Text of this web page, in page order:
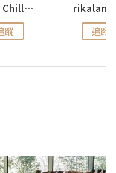
思思賢 ChillMyBabe
蹤 追蹤